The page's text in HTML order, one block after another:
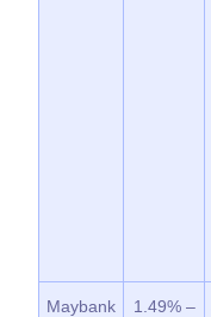
Maybank
1.49% –